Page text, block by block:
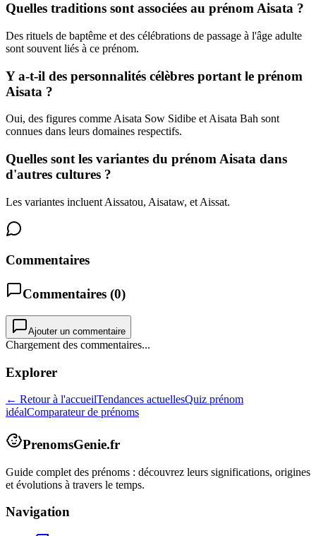
Quelles traditions sont associées au prénom Aisata ?
Des rituels de baptême et des célébrations de passage à l'âge adulte
sont souvent liés à ce prénom.
Y a-t-il des personnalités célèbres portant le prénom
Aisata ?
Oui, des figures comme Aisata Sow Sidibe et Aisata Bah sont
connues dans leurs domaines respectifs.
Quelles sont les variantes du prénom Aisata dans
d'autres cultures ?
Les variantes incluent Aissatou, Aisataw, et Aissat.
Commentaires
Commentaires (0)
Ajouter un commentaire
Chargement des commentaires...
Explorer
← Retour à l'accueilTendances actuellesQuiz prénom
idéalComparateur de prénoms
PrenomsGenie.fr
Guide complet des prénoms : découvrez leurs significations, origines
et évolutions à travers le temps.
Navigation